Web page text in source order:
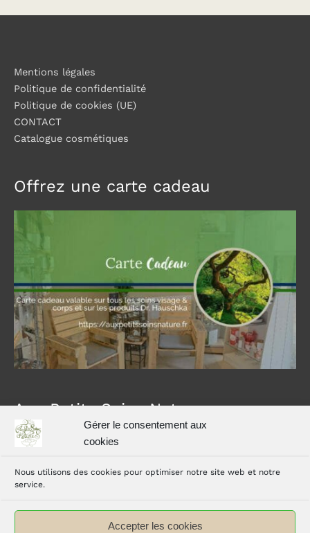
Gérer le consentement aux
cookies
Nous utilisons des cookies pour optimiser notre site web et notre
service.
Accepter les cookies
Mentions légales
Politique de confidentialité
Politique de cookies (UE)
CONTACT
Catalogue cosmétiques
Offrez une carte cadeau
Aux Petits Soins Nature
Carole vous accueille dans son espace bien-être avec
km de L’Isle Jourdain